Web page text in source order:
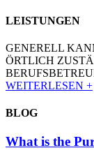
LEISTUNGEN
GENERELL
ÖRTLICH
WEITERLESEN +
BLOG
What is the